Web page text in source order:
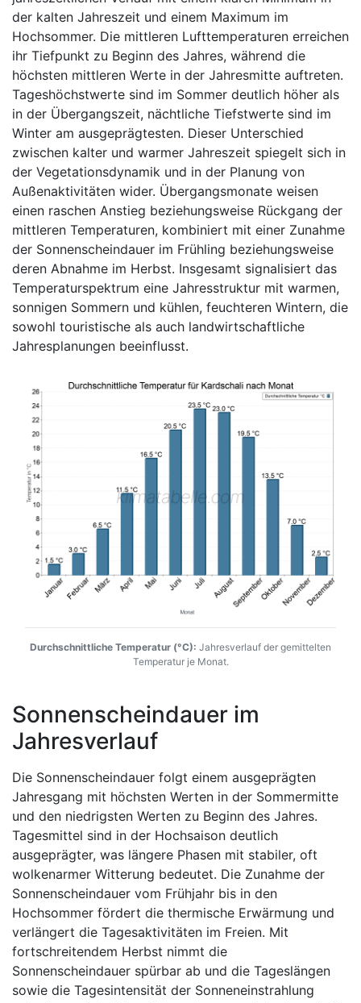
der kalten Jahreszeit und einem Maximum im
Hochsommer. Die mittleren Lufttemperaturen erreichen
ihr Tiefpunkt zu Beginn des Jahres, während die
höchsten mittleren Werte in der Jahresmitte auftreten.
Tageshöchstwerte sind im Sommer deutlich höher als
in der Übergangszeit, nächtliche Tiefstwerte sind im
Winter am ausgeprägtesten. Dieser Unterschied
zwischen kalter und warmer Jahreszeit spiegelt sich in
der Vegetationsdynamik und in der Planung von
Außenaktivitäten wider. Übergangsmonate weisen
einen raschen Anstieg beziehungsweise Rückgang der
mittleren Temperaturen, kombiniert mit einer Zunahme
der Sonnenscheindauer im Frühling beziehungsweise
deren Abnahme im Herbst. Insgesamt signalisiert das
Temperaturspektrum eine Jahresstruktur mit warmen,
sonnigen Sommern und kühlen, feuchteren Wintern, die
sowohl touristische als auch landwirtschaftliche
Jahresplanungen beeinflusst.
Durchschnittliche Temperatur (°C): Jahresverlauf der gemittelten
Temperatur je Monat.
Sonnenscheindauer im
Jahresverlauf
Die Sonnenscheindauer folgt einem ausgeprägten
Jahresgang mit höchsten Werten in der Sommermitte
und den niedrigsten Werten zu Beginn des Jahres.
Tagesmittel sind in der Hochsaison deutlich
ausgeprägter, was längere Phasen mit stabiler, oft
wolkenarmer Witterung bedeutet. Die Zunahme der
Sonnenscheindauer vom Frühjahr bis in den
Hochsommer fördert die thermische Erwärmung und
verlängert die Tagesaktivitäten im Freien. Mit
fortschreitendem Herbst nimmt die
Sonnenscheindauer spürbar ab und die Tageslängen
sowie die Tagesintensität der Sonneneinstrahlung